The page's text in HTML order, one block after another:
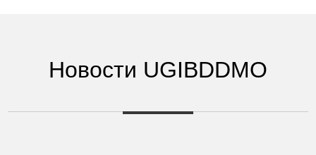
Новости UGIBDDMO